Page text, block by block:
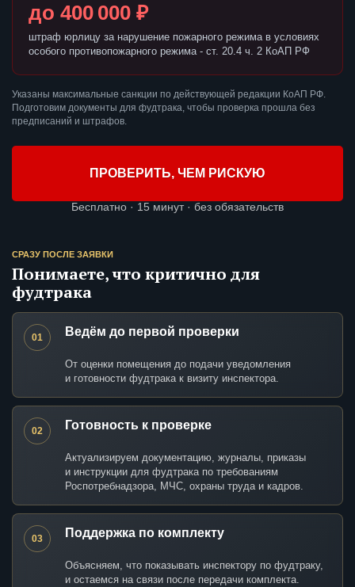
до 400 000 ₽
штраф юрлицу за нарушение пожарного режима в условиях
особого противопожарного режима - ст. 20.4 ч. 2 КоАП РФ
Указаны максимальные санкции по действующей редакции КоАП РФ.
Подготовим документы для фудтрака, чтобы проверка прошла без
предписаний и штрафов.
ПРОВЕРИТЬ, ЧЕМ РИСКУЮ
Бесплатно · 15 минут · без обязательств
СРАЗУ ПОСЛЕ ЗАЯВКИ
Понимаете, что критично для
фудтрака
01 Ведём до первой проверки
От оценки помещения до подачи уведомления
и готовности фудтрака к визиту инспектора.
02 Готовность к проверке
Актуализируем документацию, журналы, приказы
и инструкции для фудтрака по требованиям
Роспотребнадзора, МЧС, охраны труда и кадров.
03 Поддержка по комплекту
Объясняем, что показывать инспектору по фудтраку,
и остаемся на связи после передачи комплекта.